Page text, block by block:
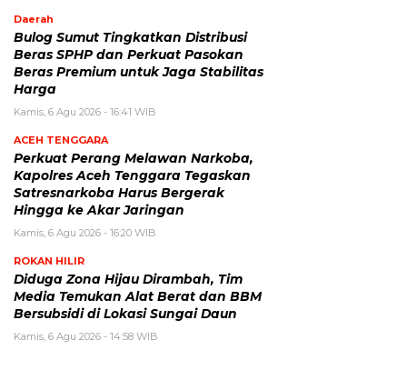
Daerah
Bulog Sumut Tingkatkan Distribusi
Beras SPHP dan Perkuat Pasokan
Beras Premium untuk Jaga Stabilitas
Harga
Kamis, 6 Agu 2026 - 16:41 WIB
ACEH TENGGARA
Perkuat Perang Melawan Narkoba,
Kapolres Aceh Tenggara Tegaskan
Satresnarkoba Harus Bergerak
Hingga ke Akar Jaringan
Kamis, 6 Agu 2026 - 16:20 WIB
ROKAN HILIR
Diduga Zona Hijau Dirambah, Tim
Media Temukan Alat Berat dan BBM
Bersubsidi di Lokasi Sungai Daun
Kamis, 6 Agu 2026 - 14:58 WIB